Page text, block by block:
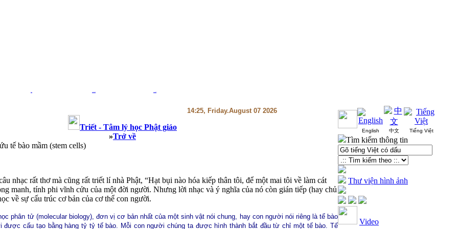
14:25, Friday.August 07 2026
Triết - Tâm lý học Phật giáo
»Trở về
tế bào mầm (stem cells)
nhạc rất thơ mà cũng rất triết lí nhà Phật, “Hạt bụi nào hóa kiếp thân tôi, để một mai tôi về làm cát
manh, tính phi vĩnh cửu của một đời người. Nhưng lời nhạc và ý nghĩa của nó còn gián tiếp (hay chủ
về sự cấu trúc cơ bản của cơ thể con người.
phân tử (molecular biology), đơn vị cơ bản nhất của một sinh vật nói chung, hay con người nói riêng là tế bào
được cấu tạo bằng hàng tỷ tỷ tế bào. Mỗi con người chúng ta được hình thành bắt đầu từ chỉ một tế bào. Tế
English 中文 Tiếng Việt
Tìm kiếm thông tin
Thư viện hình ảnh
Video